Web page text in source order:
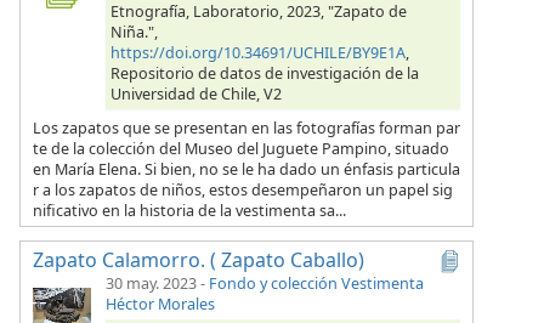
Etnografía, Laboratorio, 2023, "Zapato de
Niña.",
https://doi.org/10.34691/UCHILE/BY9E1A,
Repositorio de datos de investigación de la
Universidad de Chile, V2
Los zapatos que se presentan en las fotografías forman par
te de la colección del Museo del Juguete Pampino, situado
en María Elena. Si bien, no se le ha dado un énfasis particula
r a los zapatos de niños, estos desempeñaron un papel sig
nificativo en la historia de la vestimenta sa...
Zapato Calamorro. ( Zapato Caballo)
30 may. 2023- Fondo y colección Vestimenta
Héctor Morales